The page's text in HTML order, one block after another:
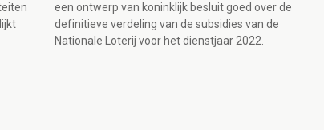
een ontwerp van koninklijk besluit goed over de
definitieve verdeling van de subsidies van de
Nationale Loterij voor het dienstjaar 2022.